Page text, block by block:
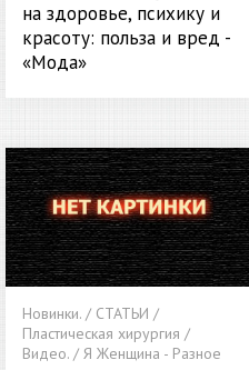
на здоровье, психику и
красоту: польза и вред -
«Мода»
Новинки. / СТАТЬИ /
Пластическая хирургия /
Видео. / Я Женщина - Разное